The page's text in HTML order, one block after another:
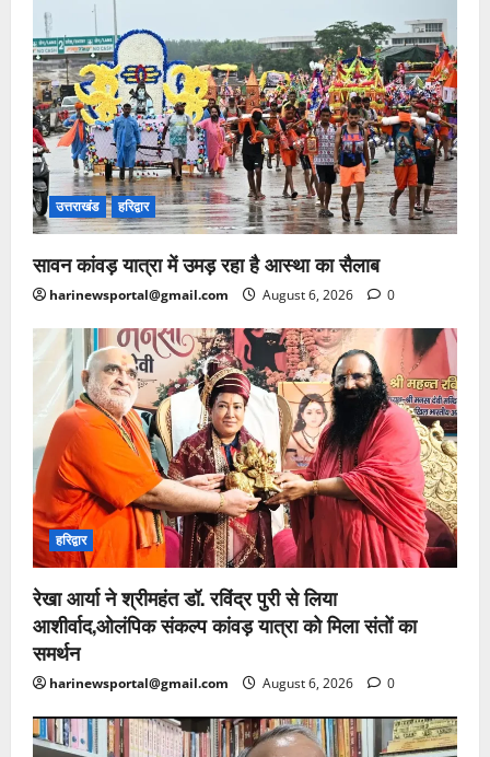
उत्तराखंड हरिद्वार
सावन कांवड़ यात्रा में उमड़ रहा है आस्था का सैलाब
harinewsportal@gmail.com August 6, 2026 0
हरिद्वार
रेखा आर्या ने श्रीमहंत डॉ. रविंद्र पुरी से लिया
आशीर्वाद,ओलंपिक संकल्प कांवड़ यात्रा को मिला संतों का
समर्थन
harinewsportal@gmail.com August 6, 2026 0